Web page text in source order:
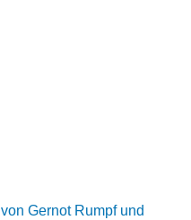
Gernot Rumpf und